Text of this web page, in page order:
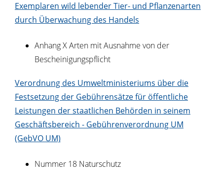
Exemplaren wild lebender Tier- und Pflanzenarten
durch Überwachung des Handels
Anhang X Arten mit Ausnahme von der
Bescheinigungspflicht
Verordnung des Umweltministeriums über die
Festsetzung der Gebührensätze für öffentliche
Leistungen der staatlichen Behörden in seinem
Geschäftsbereich - Gebührenverordnung UM
(GebVO UM)
Nummer 18 Naturschutz